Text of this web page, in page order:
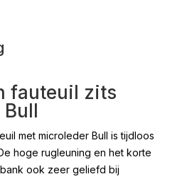
fauteuil zits
met microleder Bull is tijdloos
hoge rugleuning en het korte
ook zeer geliefd bij